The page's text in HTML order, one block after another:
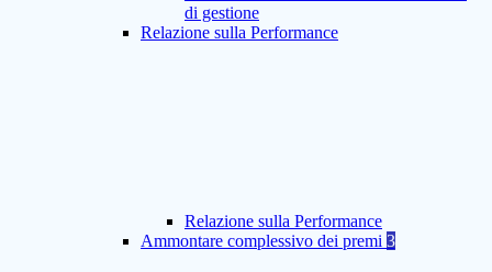
di gestione
Relazione sulla Performance
Relazione sulla Performance
Ammontare complessivo dei premi 3